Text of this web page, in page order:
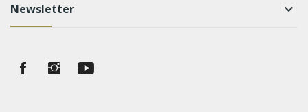
Newsletter keyboard_arrow_down